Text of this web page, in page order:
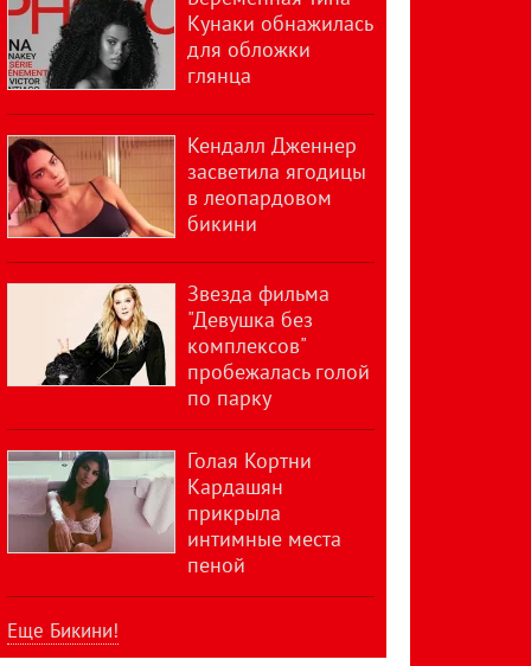
Кунаки обнажилась
для обложки
глянца
Кендалл Дженнер
засветила ягодицы
в леопардовом
бикини
Звезда фильма
"Девушка без
комплексов"
пробежалась голой
по парку
Голая Кортни
Кардашян
прикрыла
интимные места
пеной
Еще Бикини!